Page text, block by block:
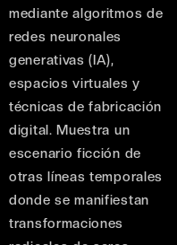
mediante algoritmos de
redes neuronales
generativas (IA),
espacios virtuales y
técnicas de fabricación
digital. Muestra un
escenario ficción de
otras líneas temporales
donde se manifiestan
transformaciones